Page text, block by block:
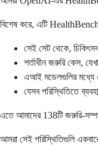
বিশেষ করে, এটি
সেই সেট থেকে,
শর্তাধীন জরুরি কেস,
এআই মডেলগুলির মধ্যে
যেসব পরিস্থিতিতে
এতে আমাদের 138টি জরুরি-
আমরা সেই পরিস্থিতিগুলি